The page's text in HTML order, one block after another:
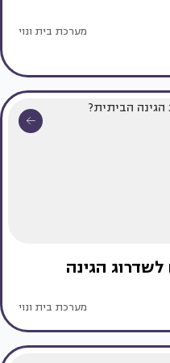
מערכת בית ונוי
לשדרוג הגינה
מערכת בית ונוי